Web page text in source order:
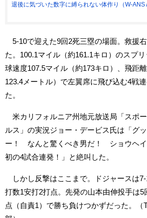
退後に気づいた数字に縛られない体作り（W-ANS
5-10で迎えた9回2死三塁の場面。救援
た。100.1マイル（約161.1キロ）のスプ
球速度107.5マイル（約173キロ）、飛距
123.4メートル）で左翼席に飛び込む4戦
た。
米カリフォルニア州地元放送局「スポ
ルス」の実況ジョー・デービス氏は「グ
ー！ なんと驚くべき男だ！ ショウヘ
初の4試合連発！」と絶叫した。
しかし反撃はここまで。ドジャースは
打数1安打2打点。先発の山本由伸投手は5
点（自責1）で勝ち負けつかずだった。（